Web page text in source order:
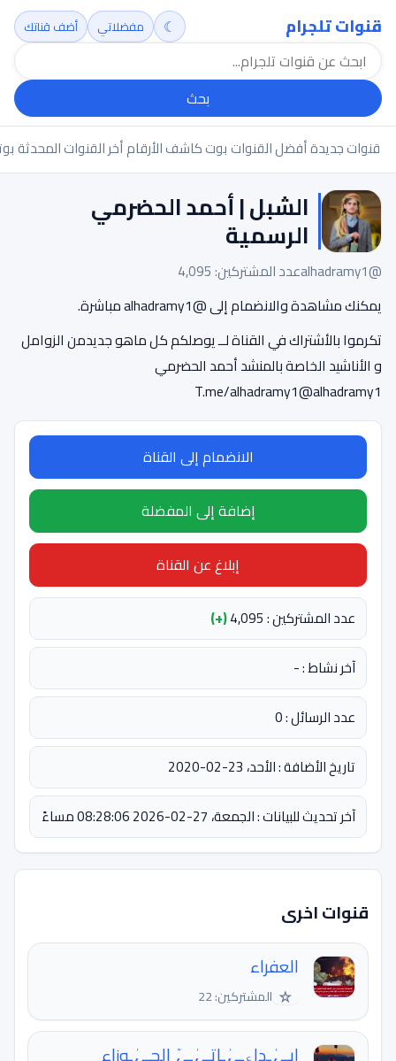
قنوات تلجرام
بحث
☾ مفضلاتي أضف قناتك
قنوات جديدةأفضل القنواتبوت كاشف الأرقامأخر القنوات المحدثة
الشبل | أحمد الحضرمي
الرسمية
@alhadramy1
عدد المشتركين: 4,095
يمكنك مشاهدة والانضمام إلى @alhadramy1 مباشرة.
تكرموا بالأشتراك في القناة لــ يوصلكم كل ماهو جديدمن الزوامل
و الأناشيد الخاصة بالمنشد أحمد الحضرمي
T.me/alhadramy1@alhadramy1
الانضمام إلى القناة
إضافة إلى المفضلة
إبلاغ عن القناة
عدد المشتركين : 4,095
(+)
آخر نشاط : -
عدد الرسائل : 0
تاريخ الأضافة : الأحد، 23-02-2020
آخر تحديث للبيانات : الجمعة، 27-02-2026 08:28:06 مساءً
قنوات اخرى
العفراء
☆ المشتركين: 22